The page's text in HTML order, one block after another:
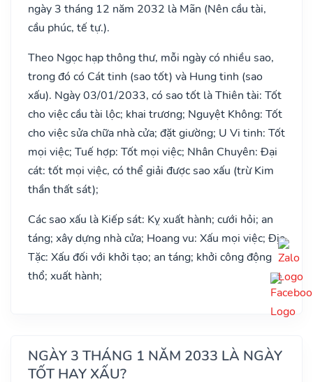
ngày 3 tháng 12 năm 2032 là Mãn (Nên cầu tài,
cầu phúc, tế tự.).
Theo Ngọc hạp thông thư, mỗi ngày có nhiều sao,
trong đó có Cát tinh (sao tốt) và Hung tinh (sao
xấu). Ngày 03/01/2033, có sao tốt là Thiên tài: Tốt
cho việc cầu tài lộc; khai trương; Nguyệt Không: Tốt
cho việc sửa chữa nhà cửa; đặt giường; U Vi tinh: Tốt
mọi việc; Tuế hợp: Tốt mọi việc; Nhân Chuyên: Đại
cát: tốt mọi việc, có thể giải được sao xấu (trừ Kim
thần thất sát);
Các sao xấu là Kiếp sát: Kỵ xuất hành; cưới hỏi; an
táng; xây dựng nhà cửa; Hoang vu: Xấu mọi việc; Địa
Tặc: Xấu đối với khởi tạo; an táng; khởi công động
thổ; xuất hành;
NGÀY 3 THÁNG 1 NĂM 2033 LÀ NGÀY
TỐT HAY XẤU?